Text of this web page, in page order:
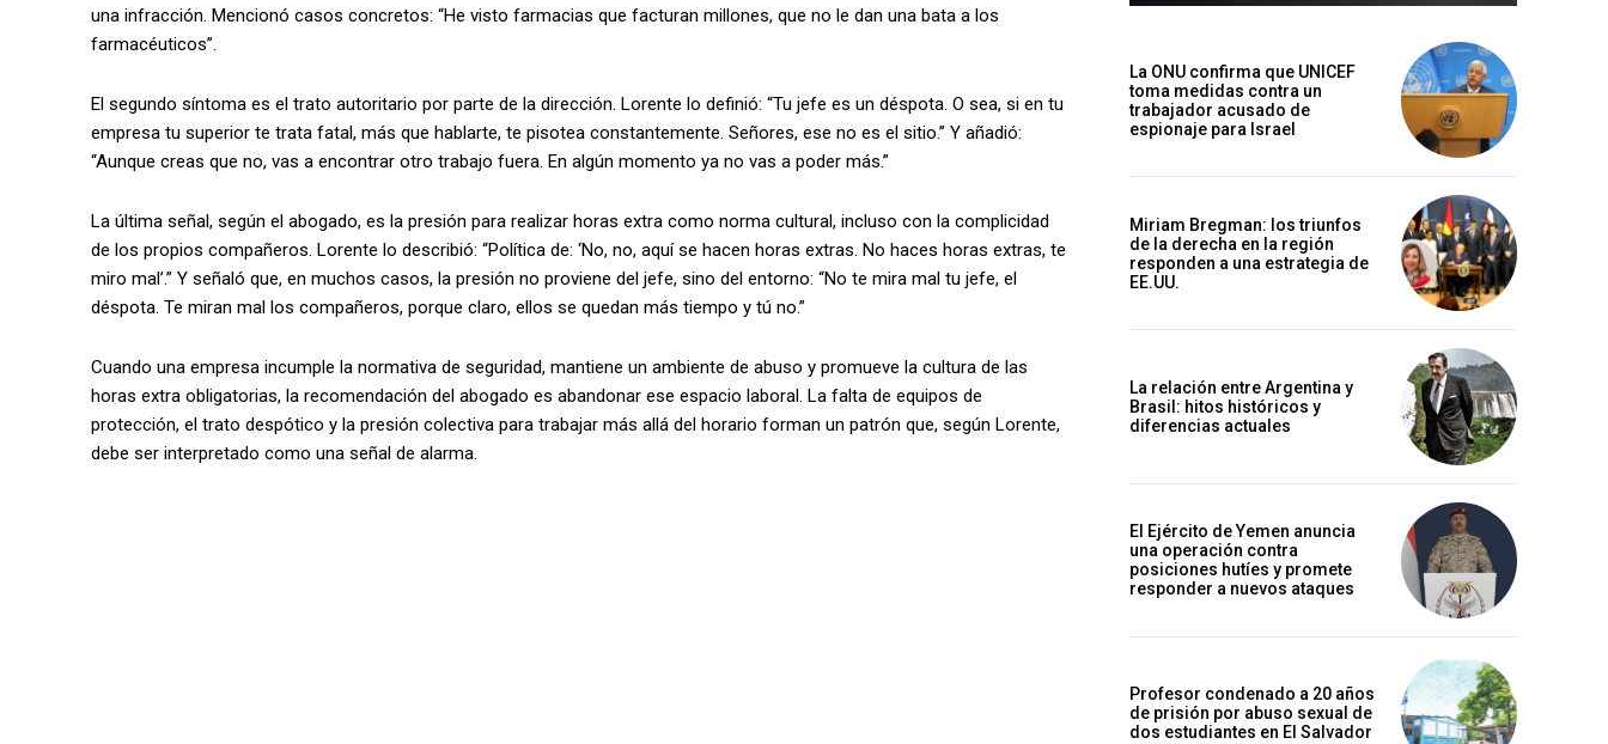
una infracción. Mencionó casos concretos: “He visto farmacias que facturan millones, que no le dan una bata a los
farmacéuticos”.
El segundo síntoma es el trato autoritario por parte de la dirección. Lorente lo definió: “Tu jefe es un déspota. O sea, si en tu
empresa tu superior te trata fatal, más que hablarte, te pisotea constantemente. Señores, ese no es el sitio.” Y añadió:
“Aunque creas que no, vas a encontrar otro trabajo fuera. En algún momento ya no vas a poder más.”
La última señal, según el abogado, es la presión para realizar horas extra como norma cultural, incluso con la complicidad
de los propios compañeros. Lorente lo describió: “Política de: ‘No, no, aquí se hacen horas extras. No haces horas extras, te
miro mal’.” Y señaló que, en muchos casos, la presión no proviene del jefe, sino del entorno: “No te mira mal tu jefe, el
déspota. Te miran mal los compañeros, porque claro, ellos se quedan más tiempo y tú no.”
Cuando una empresa incumple la normativa de seguridad, mantiene un ambiente de abuso y promueve la cultura de las
horas extra obligatorias, la recomendación del abogado es abandonar ese espacio laboral. La falta de equipos de
protección, el trato despótico y la presión colectiva para trabajar más allá del horario forman un patrón que, según Lorente,
debe ser interpretado como una señal de alarma.
La ONU confirma que UNICEF
toma medidas contra un
trabajador acusado de
espionaje para Israel
Miriam Bregman: los triunfos
de la derecha en la región
responden a una estrategia de
EE.UU.
La relación entre Argentina y
Brasil: hitos históricos y
diferencias actuales
El Ejército de Yemen anuncia
una operación contra
posiciones hutíes y promete
responder a nuevos ataques
Profesor condenado a 20 años
de prisión por abuso sexual de
dos estudiantes en El Salvador